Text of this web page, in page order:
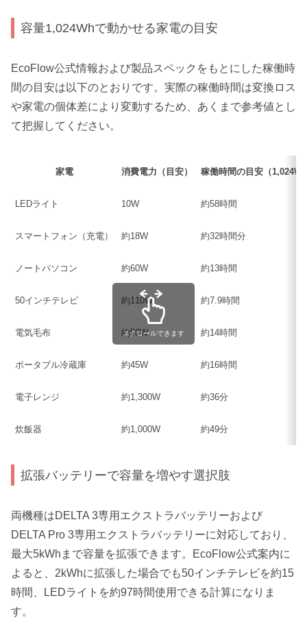
容量1,024Whで動かせる家電の目安
EcoFlow公式情報および製品スペックをもとにした稼働時
間の目安は以下のとおりです。実際の稼働時間は変換ロス
や家電の個体差により変動するため、あくまで参考値とし
て把握してください。
家電 消費電力（目安） 稼働時間の目安（
LEDライト 10W 約58時間
スマートフォン（充電） 約18W 約32時間分
ノートパソコン 約60W 約13時間
50インチテレビ 約110W 約7.9時間
電気毛布 約50W 約14時間
ポータブル冷蔵庫 約45W 約16時間
電子レンジ 約1,300W 約36分
炊飯器 約1,000W 約49分
スクロールできます
拡張バッテリーで容量を増やす選択肢
両機種はDELTA 3専用エクストラバッテリーおよび
DELTA Pro 3専用エクストラバッテリーに対応しており、
最大5kWhまで容量を拡張できます。EcoFlow公式案内に
よると、2kWhに拡張した場合でも50インチテレビを約15
時間、LEDライトを約97時間使用できる計算になりま
す。